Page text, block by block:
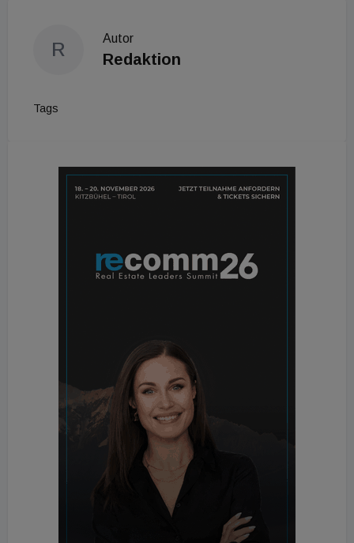
R
Autor
Redaktion
Tags